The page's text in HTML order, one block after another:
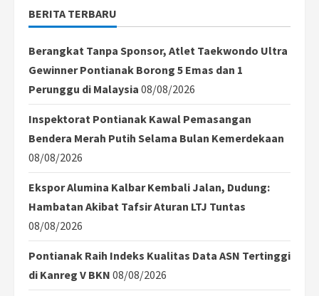
BERITA TERBARU
Berangkat Tanpa Sponsor, Atlet Taekwondo Ultra
Gewinner Pontianak Borong 5 Emas dan 1
Perunggu di Malaysia 08/08/2026
Inspektorat Pontianak Kawal Pemasangan
Bendera Merah Putih Selama Bulan Kemerdekaan
08/08/2026
Ekspor Alumina Kalbar Kembali Jalan, Dudung:
Hambatan Akibat Tafsir Aturan LTJ Tuntas
08/08/2026
Pontianak Raih Indeks Kualitas Data ASN Tertinggi
di Kanreg V BKN 08/08/2026